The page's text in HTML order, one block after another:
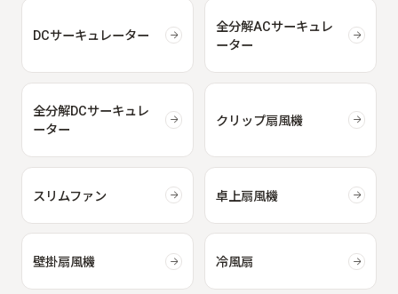
DCサーキュレーター
全分解ACサーキュレ
ーター
全分解DCサーキュレ
ーター
クリップ扇風機
スリムファン 卓上扇風機
壁掛扇風機 冷風扇